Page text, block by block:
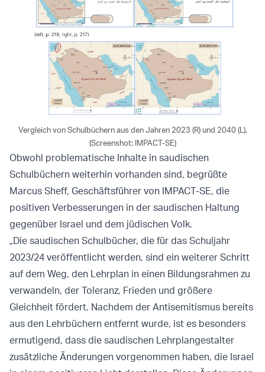
Vergleich von Schulbüchern aus den Jahren 2023 (R) und 2040 (L).
(Screenshot: IMPACT-SE)
Obwohl problematische Inhalte in saudischen
Schulbüchern weiterhin vorhanden sind, begrüßte
Marcus Sheff, Geschäftsführer von IMPACT-SE, die
positiven Verbesserungen in der saudischen Haltung
gegenüber Israel und dem jüdischen Volk.
„Die saudischen Schulbücher, die für das Schuljahr
2023/24 veröffentlicht werden, sind ein weiterer Schritt
auf dem Weg, den Lehrplan in einen Bildungsrahmen zu
verwandeln, der Toleranz, Frieden und größere
Gleichheit fördert. Nachdem der Antisemitismus bereits
aus den Lehrbüchern entfernt wurde, ist es besonders
ermutigend, dass die saudischen Lehrplangestalter
zusätzliche Änderungen vorgenommen haben, die Israel